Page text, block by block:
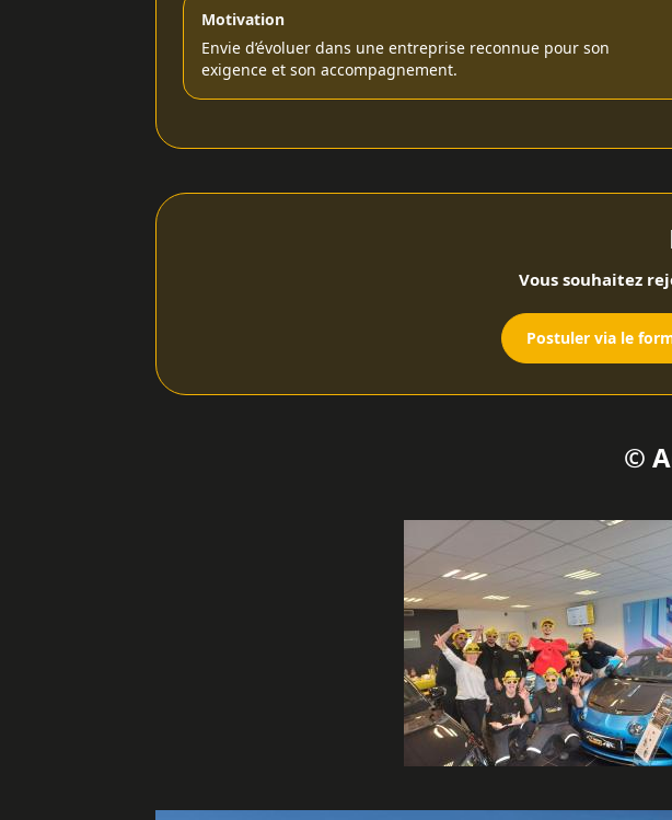
Motivation
Envie d’évoluer dans une entreprise reconnue pour son
exigence et son accompagnement.
Vous souhaitez
Postuler via le
©